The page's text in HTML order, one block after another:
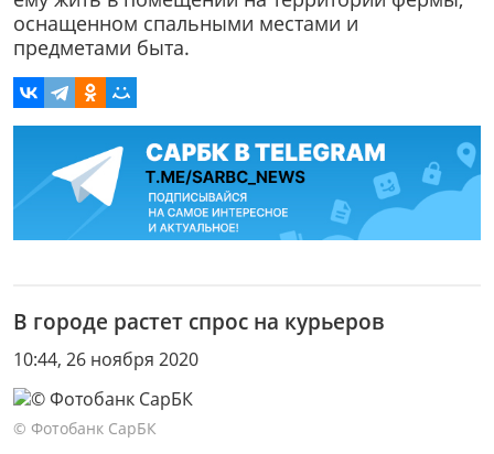
оснащенном спальными местами и
предметами быта.
В городе растет спрос на курьеров
10:44, 26 ноября 2020
© Фотобанк СарБК